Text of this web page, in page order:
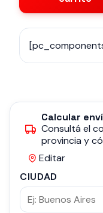
Calcular
Consultá el
provincia y
Editar
CIUDAD